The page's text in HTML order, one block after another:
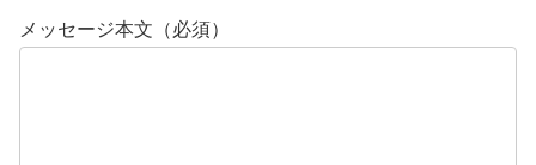
メッセージ本文（必須）